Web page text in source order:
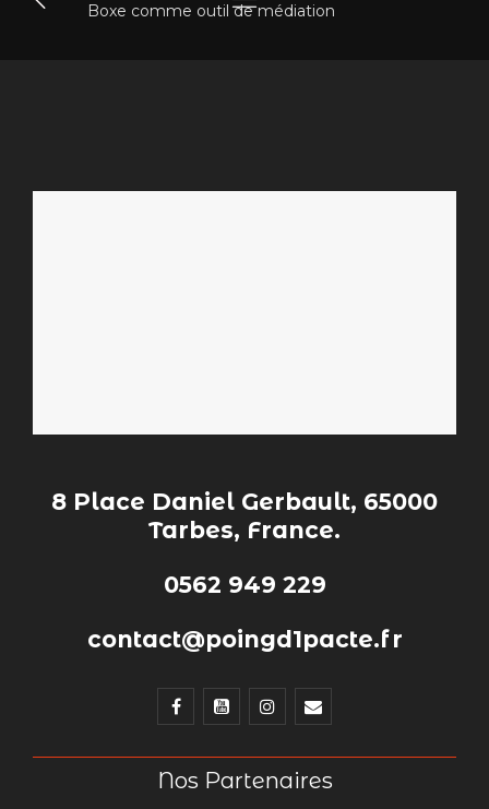
Boxe comme outil de médiation
8 Place Daniel Gerbault, 65000
Tarbes, France.
0562 949 229
contact@poingd1pacte.fr
Nos Partenaires